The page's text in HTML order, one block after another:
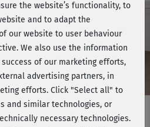
Play
Video
the website’s functionality, to
and to adapt the
our website to user behaviour
We also use the information
of our marketing efforts,
advertising partners, in
efforts. Click "Select all" to
and similar technologies, or
necessary technologies.